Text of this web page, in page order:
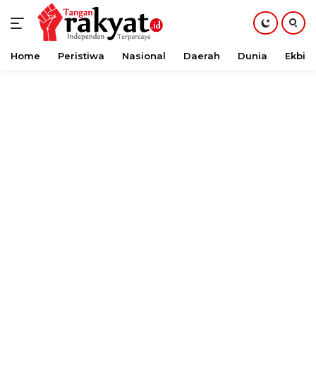
Langsung
Home Peristiwa Nasional Daerah Dunia Ekbis